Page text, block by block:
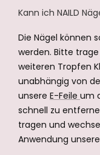
Kann ich NAILD
Die Nägel können
werden. Bitte
weiteren Tropfen
unabhängig von
unsere E-Feile um
schnell zu
tragen und
Anwendung